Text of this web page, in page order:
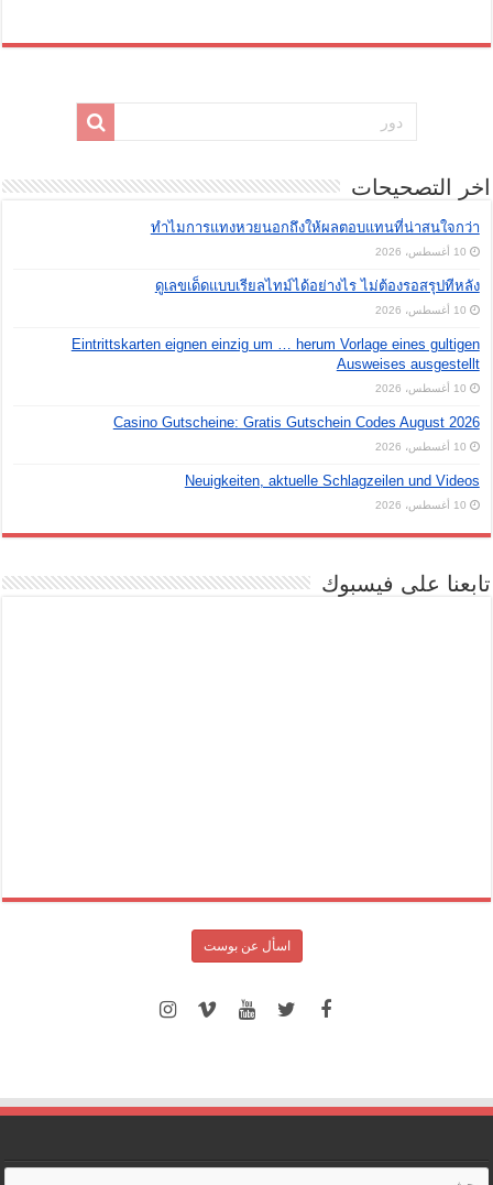
اخر التصحيحات
ทำไมการแทงหวยนอกถึงให้ผลตอบแทนที่น่าสนใจกว่า
10 أغسطس، 2026
ดูเลขเด็ดแบบเรียลไทม์ได้อย่างไร ไม่ต้องรอสรุปทีหลัง
10 أغسطس، 2026
Eintrittskarten eignen einzig um … herum Vorlage eines gultigen
Ausweises ausgestellt
10 أغسطس، 2026
Casino Gutscheine: Gratis Gutschein Codes August 2026
10 أغسطس، 2026
Neuigkeiten, aktuelle Schlagzeilen und Videos
10 أغسطس، 2026
تابعنا على فيسبوك
اسأل عن بوست